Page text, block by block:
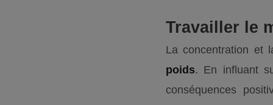
Travailler le
La concentration et
poids. En influant
conséquences